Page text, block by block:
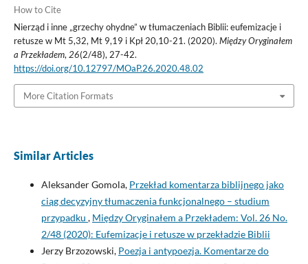
How to Cite
Nierząd i inne „grzechy ohydne” w tłumaczeniach Biblii: eufemizacje i
retusze w Mt 5,32, Mt 9,19 i Kpł 20,10-21. (2020). Między Oryginałem
a Przekładem, 26(2/48), 27-42.
https://doi.org/10.12797/MOaP.26.2020.48.02
More Citation Formats
Similar Articles
Aleksander Gomola, Przekład komentarza biblijnego jako
ciąg decyzyjny tłumaczenia funkcjonalnego – studium
przypadku , Między Oryginałem a Przekładem: Vol. 26 No.
2/48 (2020): Eufemizacje i retusze w przekładzie Biblii
Jerzy Brzozowski, Poezja i antypoezja. Komentarze do